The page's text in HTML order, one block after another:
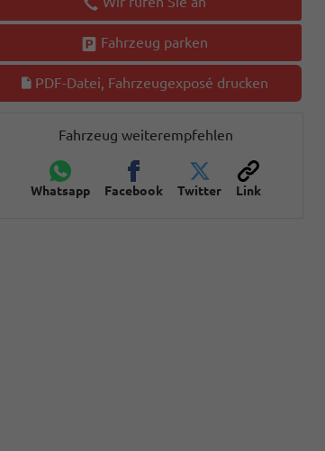
Fahrzeug parken
PDF-Datei, Fahrzeugexposé drucken
Fahrzeug weiterempfehlen
Whatsapp Facebook Twitter Link